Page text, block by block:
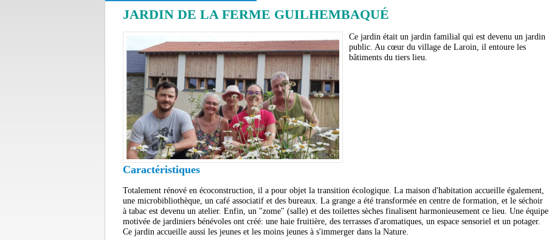
JARDIN DE LA FERME GUILHEMBAQUÉ
Ce jardin était un jardin familial qui est devenu un jardin
public. Au cœur du village de Laroin, il entoure les
bâtiments du tiers lieu.
Caractéristiques
Totalement rénové en écoconstruction, il a pour objet la transition écologique. La maison d'habitation accueille également,
une microbibliothèque, un café associatif et des bureaux. La grange a été transformée en centre de formation, et le séchoir
à tabac est devenu un atelier. Enfin, un "zome" (salle) et des toilettes sèches finalisent harmonieusement ce lieu. Une équipe
motivée de jardiniers bénévoles ont créé: une haie fruitière, des terrasses d'aromatiques, un espace sensoriel et un potager.
Ce jardin accueille aussi les jeunes et les moins jeunes à s'immerger dans la Nature.